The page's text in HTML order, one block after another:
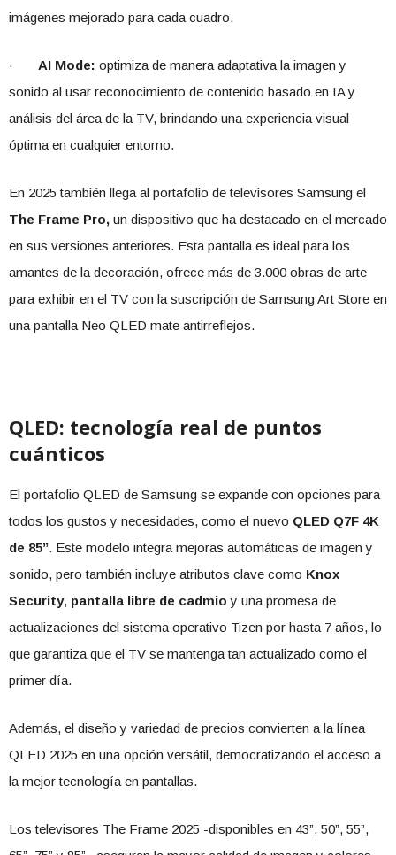
imágenes mejorado para cada cuadro.
· AI Mode: optimiza de manera adaptativa la imagen y
sonido al usar reconocimiento de contenido basado en IA y
análisis del área de la TV, brindando una experiencia visual
óptima en cualquier entorno.
En 2025 también llega al portafolio de televisores Samsung el
The Frame Pro, un dispositivo que ha destacado en el mercado
en sus versiones anteriores. Esta pantalla es ideal para los
amantes de la decoración, ofrece más de 3.000 obras de arte
para exhibir en el TV con la suscripción de Samsung Art Store en
una pantalla Neo QLED mate antirreflejos.
QLED: tecnología real de puntos
cuánticos
El portafolio QLED de Samsung se expande con opciones para
todos los gustos y necesidades, como el nuevo QLED Q7F 4K
de 85”. Este modelo integra mejoras automáticas de imagen y
sonido, pero también incluye atributos clave como Knox
Security, pantalla libre de cadmio y una promesa de
actualizaciones del sistema operativo Tizen por hasta 7 años, lo
que garantiza que el TV se mantenga tan actualizado como el
primer día.
Además, el diseño y variedad de precios convierten a la línea
QLED 2025 en una opción versátil, democratizando el acceso a
la mejor tecnología en pantallas.
Los televisores The Frame 2025 -disponibles en 43”, 50”, 55”,